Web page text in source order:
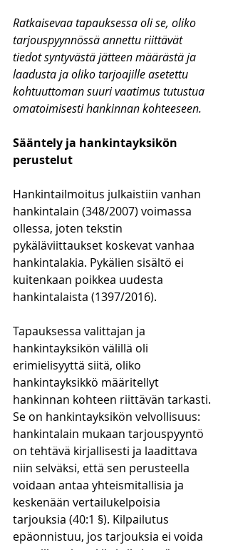
Ratkaisevaa tapauksessa oli se, oliko
tarjouspyynnössä annettu riittävät
tiedot syntyvästä jätteen määrästä ja
laadusta ja oliko tarjoajille asetettu
kohtuuttoman suuri vaatimus tutustua
omatoimisesti hankinnan kohteeseen.
Sääntely ja hankintayksikön
perustelut
Hankintailmoitus julkaistiin vanhan
hankintalain (348/2007) voimassa
ollessa, joten tekstin
pykäläviittaukset koskevat vanhaa
hankintalakia. Pykälien sisältö ei
kuitenkaan poikkea uudesta
hankintalaista (1397/2016).
Tapauksessa valittajan ja
hankintayksikön välillä oli
erimielisyyttä siitä, oliko
hankintayksikkö määritellyt
hankinnan kohteen riittävän tarkasti.
Se on hankintayksikön velvollisuus:
hankintalain mukaan tarjouspyyntö
on tehtävä kirjallisesti ja laadittava
niin selväksi, että sen perusteella
voidaan antaa yhteismitallisia ja
keskenään vertailukelpoisia
tarjouksia (40:1 §). Kilpailutus
epäonnistuu, jos tarjouksia ei voida